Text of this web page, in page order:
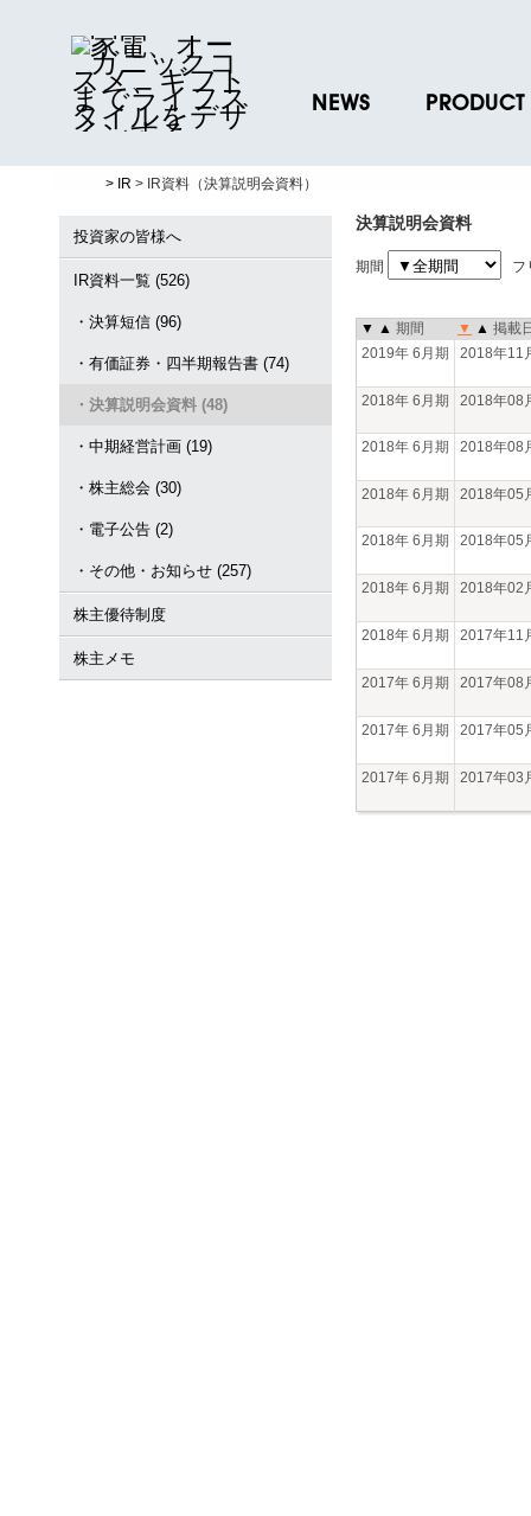
NEWS
プレスリリース
PRODUCT
ノベルティグッ
お取引先様 会員
> IR > IR資料（決算説明会資料）
投資家の皆様へ
IR資料一覧 (526)
・決算短信 (96)
・有価証券・四半期報告書 (74)
・決算説明会資料 (48)
・中期経営計画 (19)
・株主総会 (30)
・電子公告 (2)
・その他・お知らせ (257)
株主優待制度
株主メモ
決算説明会資料
期間 フ
▼ ▲ 期間 ▼ ▲ 掲載
2019年 6月期
2018年11
2018年 6月期 2018年08
2018年 6月期 2018年08
2018年 6月期 2018年05
2018年 6月期 2018年05
2018年 6月期 2018年02
2018年 6月期 2017年11
2017年 6月期 2017年08
2017年 6月期 2017年05
2017年 6月期 2017年03